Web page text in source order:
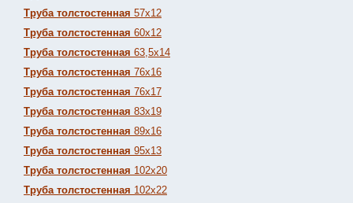
Труба толстостенная 57х12
Труба толстостенная 60х12
Труба толстостенная 63,5х14
Труба толстостенная 76х16
Труба толстостенная 76х17
Труба толстостенная 83х19
Труба толстостенная 89х16
Труба толстостенная 95х13
Труба толстостенная 102х20
Труба толстостенная 102х22